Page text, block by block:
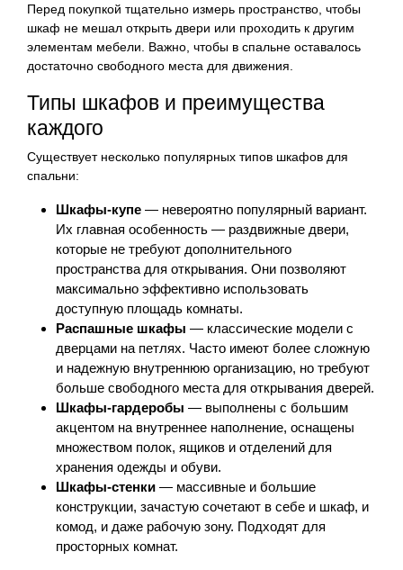
Перед покупкой тщательно измерь пространство, чтобы
шкаф не мешал открыть двери или проходить к другим
элементам мебели. Важно, чтобы в спальне оставалось
достаточно свободного места для движения.
Типы шкафов и преимущества
каждого
Существует несколько популярных типов шкафов для
спальни:
Шкафы-купе — невероятно популярный вариант.
Их главная особенность — раздвижные двери,
которые не требуют дополнительного
пространства для открывания. Они позволяют
максимально эффективно использовать
доступную площадь комнаты.
Распашные шкафы — классические модели с
дверцами на петлях. Часто имеют более сложную
и надежную внутреннюю организацию, но требуют
больше свободного места для открывания дверей.
Шкафы-гардеробы — выполнены с большим
акцентом на внутреннее наполнение, оснащены
множеством полок, ящиков и отделений для
хранения одежды и обуви.
Шкафы-стенки — массивные и большие
конструкции, зачастую сочетают в себе и шкаф, и
комод, и даже рабочую зону. Подходят для
просторных комнат.